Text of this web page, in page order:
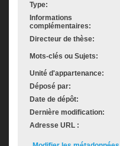
Type:
Informations
complémentaires:
Directeur de thèse:
Mots-clés ou Sujets:
Unité d'appartenance:
Déposé par:
Date de dépôt:
Dernière modification:
Adresse URL :